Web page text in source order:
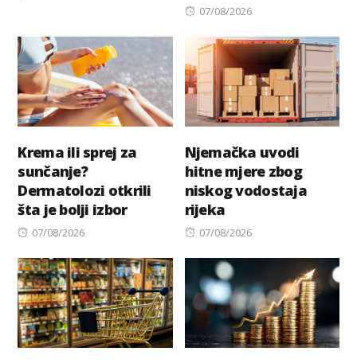
Posted
07/08/2026
Krema ili sprej za
sunčanje?
Dermatolozi otkrili
šta je bolji izbor
Posted
07/08/2026
Njemačka uvodi
hitne mjere zbog
niskog vodostaja
rijeka
Posted
07/08/2026